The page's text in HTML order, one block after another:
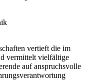
vertieft die im
vermittelt vielfältige
auf anspruchsvolle